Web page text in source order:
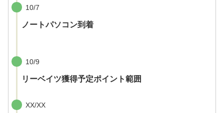
10/7
ノートパソコン到着
10/9
リーベイツ獲得予定ポイント範囲
XX/XX